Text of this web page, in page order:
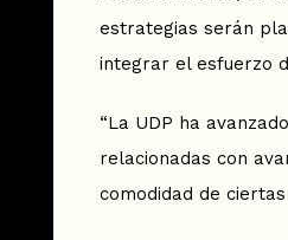
estrategias serán
integrar el esfuerzo
“La UDP ha
relacionadas con
comodidad de